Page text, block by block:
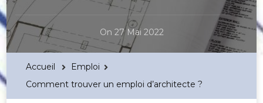
On 27 Mai 2022
Accueil
Emploi
Comment trouver un emploi d’architecte ?